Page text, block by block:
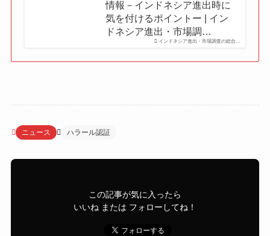
インドネシア進出・市場調査の総合…
情報－インドネシア進出時に
気を付けるポイントー | イン
ドネシア進出・市場調…
ニュース ハラール認証
この記事が気に入ったら
いいね または フォローしてね！